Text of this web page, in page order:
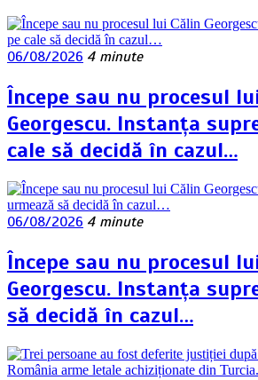
06/08/2026 4 minute
Începe sau nu procesul
Georgescu. Instanța
cale să decidă în cazul…
06/08/2026 4 minute
Începe sau nu procesul
Georgescu. Instanța
să decidă în cazul…